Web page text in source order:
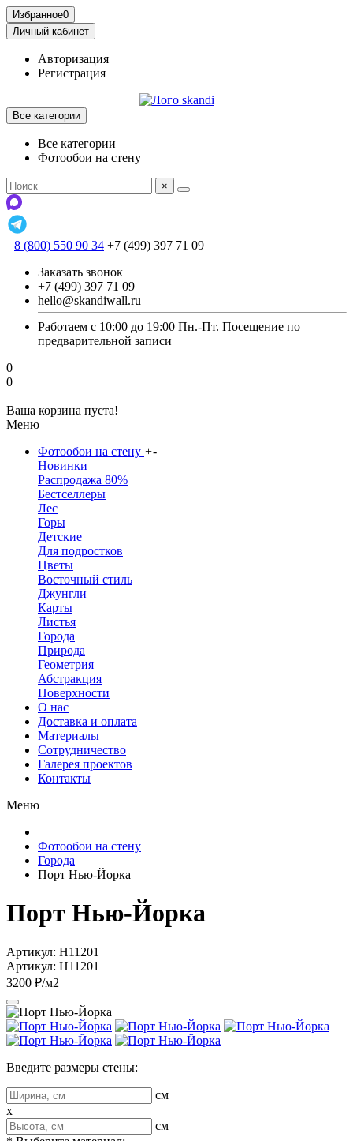
Избранное0
Личный кабинет
Авторизация
Регистрация
Все категории
Все категории
Фотообои на стену
×
8 (800) 550 90 34 +7 (499) 397 71 09
Заказать звонок
+7 (499) 397 71 09
hello@skandiwall.ru
Работаем с 10:00 до 19:00 Пн.-Пт. Посещение по
предварительной записи
0
0
Ваша корзина пуста!
Меню
Фотообои на стену +-
Новинки
Распродажа 80%
Бестселлеры
Лес
Горы
Детские
Для подростков
Цветы
Восточный стиль
Джунгли
Карты
Листья
Города
Природа
Геометрия
Абстракция
Поверхности
О нас
Доставка и оплата
Материалы
Сотрудничество
Галерея проектов
Контакты
Меню
Фотообои на стену
Города
Порт Нью-Йорка
Порт Нью-Йорка
Артикул: H11201
Артикул: H11201
3200 ₽/м2
Введите размеры стены:
см
x
см